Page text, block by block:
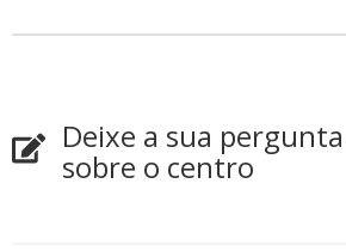
Deixe a sua
sobre o centro